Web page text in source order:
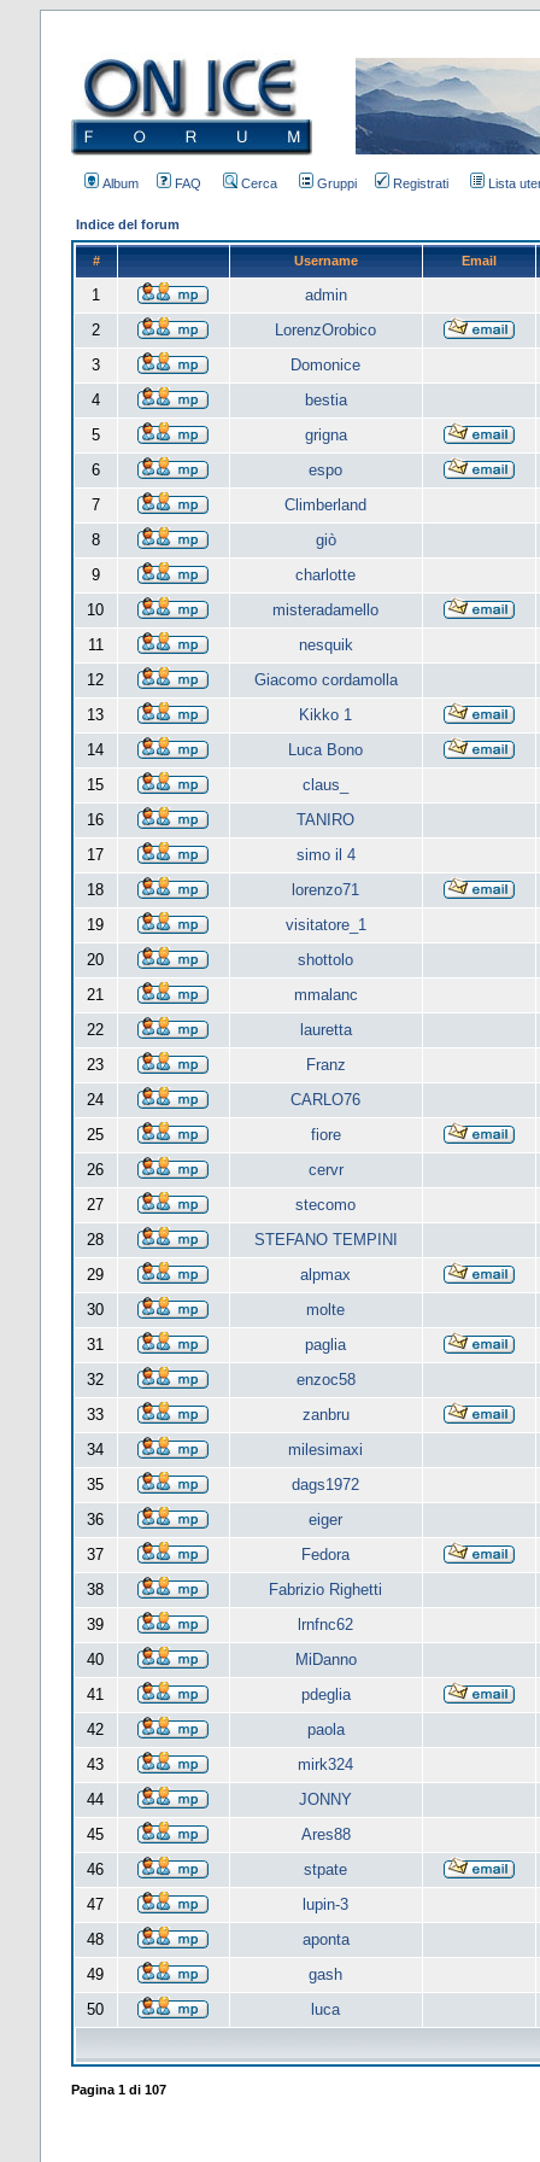
Album FAQ Cerca Gruppi Registrati Lista
Indice del forum
# Username Email
1
admin
2
LorenzOrobico
3
Domonice
4
bestia
5
grigna
6
espo
7
Climberland
8
giò
9
charlotte
10
misteradamello
11
nesquik
12
Giacomo cordamolla
13
Kikko 1
14
Luca Bono
15
claus_
16
TANIRO
17
simo il 4
18
lorenzo71
19
visitatore_1
20
shottolo
21
mmalanc
22
lauretta
23
Franz
24
CARLO76
25
fiore
26
cervr
27
stecomo
28
STEFANO TEMPINI
29
alpmax
30
molte
31
paglia
32
enzoc58
33
zanbru
34
milesimaxi
35
dags1972
36
eiger
37
Fedora
38
Fabrizio Righetti
39
lrnfnc62
40
MiDanno
41
pdeglia
42
paola
43
mirk324
44
JONNY
45
Ares88
46
stpate
47
lupin-3
48
aponta
49
gash
50
luca
Pagina 1di 107